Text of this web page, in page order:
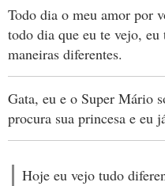
Todo dia o meu amor por
todo dia que eu te vejo,
maneiras diferentes.
Gata, eu e o Super Mário
procura sua princesa e eu
Hoje eu vejo tudo